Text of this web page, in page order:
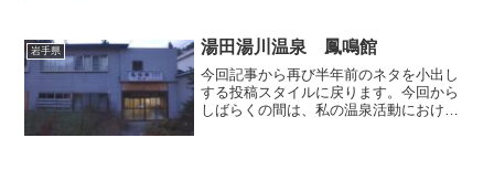
投入する小さなポストが用...
岩手県 湯田湯川温泉 鳳鳴館
今回記事から再び半年前のネタを小出し
する投稿スタイルに戻ります。今回から
しばらくの間は、私の温泉活動における